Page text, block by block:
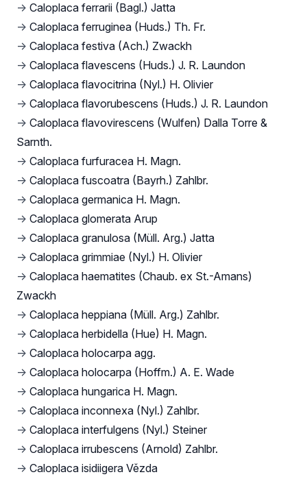
→ Caloplaca ferrarii (Bagl.) Jatta
→ Caloplaca ferruginea (Huds.) Th. Fr.
→ Caloplaca festiva (Ach.) Zwackh
→ Caloplaca flavescens (Huds.) J. R. Laundon
→ Caloplaca flavocitrina (Nyl.) H. Olivier
→ Caloplaca flavorubescens (Huds.) J. R. Laundon
→ Caloplaca flavovirescens (Wulfen) Dalla Torre &
Sarnth.
→ Caloplaca furfuracea H. Magn.
→ Caloplaca fuscoatra (Bayrh.) Zahlbr.
→ Caloplaca germanica H. Magn.
→ Caloplaca glomerata Arup
→ Caloplaca granulosa (Müll. Arg.) Jatta
→ Caloplaca grimmiae (Nyl.) H. Olivier
→ Caloplaca haematites (Chaub. ex St.-Amans)
Zwackh
→ Caloplaca heppiana (Müll. Arg.) Zahlbr.
→ Caloplaca herbidella (Hue) H. Magn.
→ Caloplaca holocarpa agg.
→ Caloplaca holocarpa (Hoffm.) A. E. Wade
→ Caloplaca hungarica H. Magn.
→ Caloplaca inconnexa (Nyl.) Zahlbr.
→ Caloplaca interfulgens (Nyl.) Steiner
→ Caloplaca irrubescens (Arnold) Zahlbr.
→ Caloplaca isidiigera Vězda